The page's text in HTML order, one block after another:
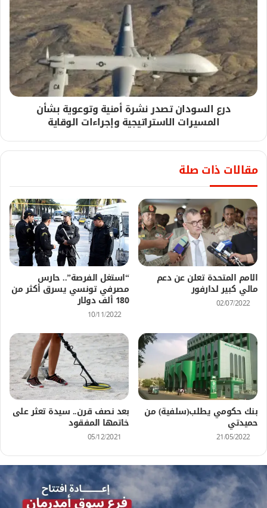
درع السودان تصدر نشرة أمنية وتوعوية بشأن
المسيرات الاستراتيجية وإجراءات الوقاية
مقالات ذات صلة
الامم المتحدة تعلن عن دعم
مالي كبير لدارفور
02/07/2022
“استغل الفرصة”.. حارس
مصرفي تونسي يسرق أكثر من
180 ألف دولار
10/11/2022
بنك حكومي يطلب(سلفية) من
حميدتي
21/05/2022
بعد نصف قرن.. سيدة تعثر على
خاتمها المفقود
05/12/2021